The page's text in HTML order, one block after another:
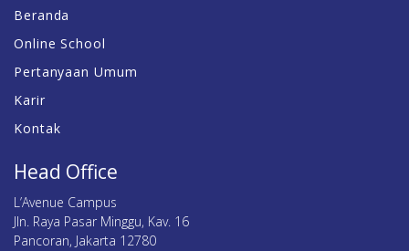
Beranda
Online School
Pertanyaan Umum
Karir
Kontak
Head Office
L’Avenue Campus
Jln. Raya Pasar Minggu, Kav. 16
Pancoran, Jakarta 12780